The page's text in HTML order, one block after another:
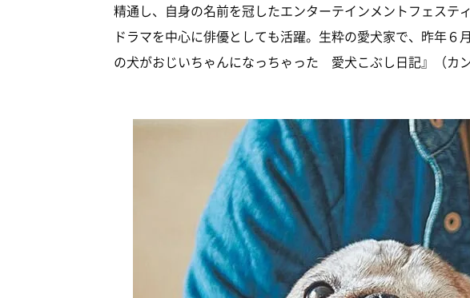
精通し、自身の名前を冠したエンターテインメントフェステ
ドラマを中心に俳優としても活躍。生粋の愛犬家で、昨年６
の犬がおじいちゃんになっちゃった 愛犬こぶし日記』（カン